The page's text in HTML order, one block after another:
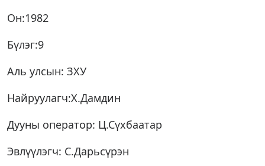
Он:1982
Бүлэг:9
Аль улсын: ЗХУ
Найруулагч:Х.Дамдин
Дууны оператор: Ц.Сүхбаатар
Эвлүүлэгч: С.Дарьсүрэн